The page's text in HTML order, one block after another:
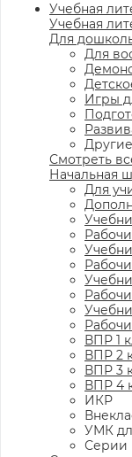
Учебная
Учебная
Для
Для
Игры
Смотреть
Начальная
Для
ВПР 1
ВПР 2
ВПР 3
ВПР 4
ИКР
УМК
Серии